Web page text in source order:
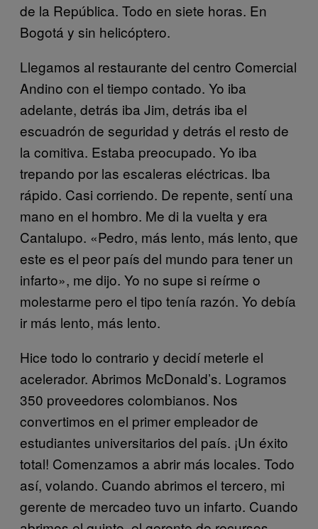
de la República. Todo en siete horas. En
Bogotá y sin helicóptero.
Llegamos al restaurante del centro Comercial
Andino con el tiempo contado. Yo iba
adelante, detrás iba Jim, detrás iba el
escuadrón de seguridad y detrás el resto de
la comitiva. Estaba preocupado. Yo iba
trepando por las escaleras eléctricas. Iba
rápido. Casi corriendo. De repente, sentí una
mano en el hombro. Me di la vuelta y era
Cantalupo. «Pedro, más lento, más lento, que
este es el peor país del mundo para tener un
infarto», me dijo. Yo no supe si reírme o
molestarme pero el tipo tenía razón. Yo debía
ir más lento, más lento.
Hice todo lo contrario y decidí meterle el
acelerador. Abrimos McDonald’s. Logramos
350 proveedores colombianos. Nos
convertimos en el primer empleador de
estudiantes universitarios del país. ¡Un éxito
total! Comenzamos a abrir más locales. Todo
así, volando. Cuando abrimos el tercero, mi
gerente de mercadeo tuvo un infarto. Cuando